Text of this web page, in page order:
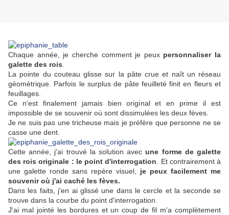
Chaque année, je cherche comment je peux personnaliser la
galette des rois
La pointe du couteau glisse sur la pâte crue et naît un réseau
géométrique. Parfois le surplus de pâte feuilleté finit en fleurs et
feuillages.
Ce n'est finalement jamais bien original et en prime il est
impossible de se souvenir où sont dissimulées les deux fèves.
Je ne suis pas une tricheuse mais je préfère que personne ne se
casse une dent.
Cette année, j'ai trouvé la solution avecune forme de galette
des rois originale : le point d'interrogation . Et contrairement à
une galette ronde sans repère visuel, je peux facilement me
souvenir où j'ai caché les fèves.
Dans les faits, j'en ai glissé une dans le cercle et la seconde se
trouve dans la courbe du point d'interrogation.
J'ai mal jointé les bordures et un coup de fil m'a complètement